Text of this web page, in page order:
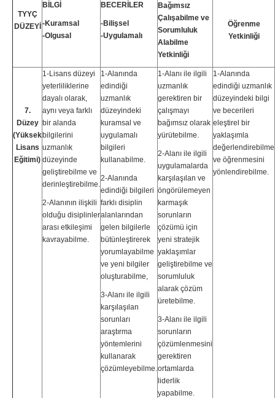
TYYÇ
DÜZEYİ
BİLGİ
-Kuramsal
-Olgusal
BECERİLER
-Bilişsel
-Uygulamalı
Bağımsız
Çalışabilme ve
Sorumluluk
Alabilme
Yetkinliği
Öğrenme
Yetkinliği
7.
Düzey
(Yüksek
Lisans
Eğitimi)
1-Lisans düzeyi
yeterliliklerine
dayalı olarak,
aynı veya farklı
bir alanda
bilgilerini
uzmanlık
düzeyinde
geliştirebilme ve
derinleştirebilme.
2-Alanının ilişkili
olduğu disiplinler
arası etkileşimi
kavrayabilme.
1-Alanında
edindiği
uzmanlık
düzeyindeki
kuramsal ve
uygulamalı
bilgileri
kullanabilme.
2-Alanında
edindiği bilgileri
farklı disiplin
alanlarından
gelen bilgilerle
bütünleştirerek
yorumlayabilme
ve yeni bilgiler
oluşturabilme,
3-Alanı ile ilgili
karşılaşılan
sorunları
araştırma
yöntemlerini
kullanarak
çözümleyebilme.
1-Alanı ile ilgili
uzmanlık
gerektiren bir
çalışmayı
bağımsız olarak
yürütebilme.
2-Alanı ile ilgili
uygulamalarda
karşılaşılan ve
öngörülemeyen
karmaşık
sorunların
çözümü için
yeni stratejik
yaklaşımlar
geliştirebilme ve
sorumluluk
alarak çözüm
üretebilme.
3-Alanı ile ilgili
sorunların
çözümlenmesini
gerektiren
ortamlarda
liderlik
yapabilme.
1-Alanında
edindiği uzmanlık
düzeyindeki bilgi
ve becerileri
eleştirel bir
yaklaşımla
değerlendirebilme
ve öğrenmesini
yönlendirebilme.